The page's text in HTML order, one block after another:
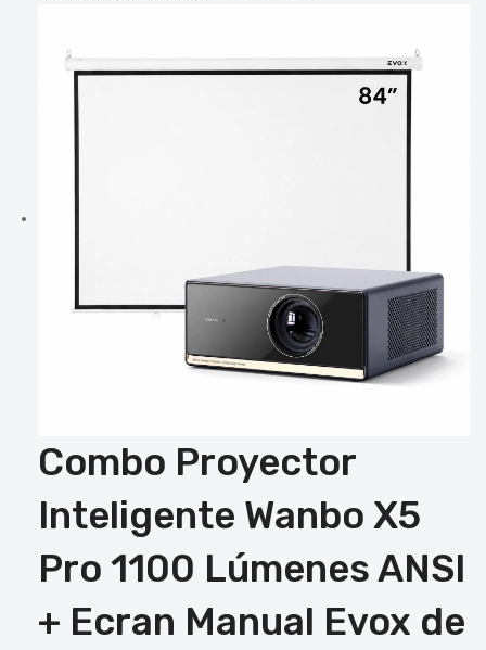
Combo Proyector
Inteligente Wanbo X5
Pro 1100 Lúmenes ANSI
+ Ecran Manual Evox de